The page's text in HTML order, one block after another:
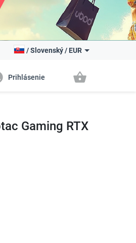
/Slovenský/ EUR
Prihlásenie shopping_basket
Gaming RTX